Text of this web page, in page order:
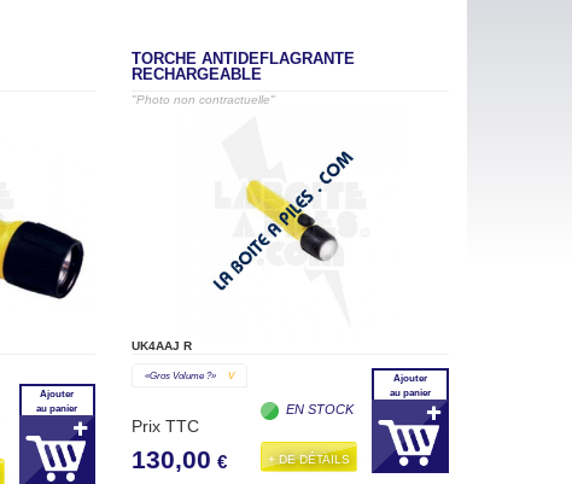
Ajouter
au panier
TORCHE ANTIDEFLAGRANTE
RECHARGEABLE
"Photo non contractuelle"
UK4AAJ R
«gros Volume ?» V
Prix TTC
130,00 €
EN STOCK
+ DE DÉTAILS
Ajouter
au panier